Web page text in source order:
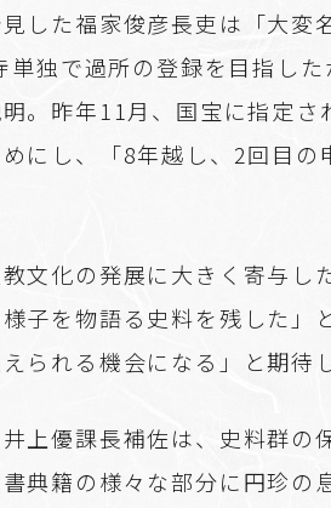
した福家俊彦長吏は「大変
独で過所の登録を目指した
。昨年11月、国宝に指定さ
にし、「8年越し、2回目の
文化の発展に大きく寄与し
子を物語る史料を残した」
られる機会になる」と期待
上優課長補佐は、史料群の
典籍の様々な部分に円珍の